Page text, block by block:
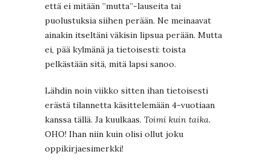
että ei mitään ”mutta”-lauseita tai
puolustuksia siihen perään. Ne meinaavat
ainakin itseltäni väkisin lipsua perään. Mutta
ei, pää kylmänä ja tietoisesti: toista
pelkästään sitä, mitä lapsi sanoo.
Lähdin noin viikko sitten ihan tietoisesti
erästä tilannetta käsittelemään 4-vuotiaan
kanssa tällä. Ja kuulkaas. Toimi kuin taika.
OHO! Ihan niin kuin olisi ollut joku
oppikirjaesimerkki!